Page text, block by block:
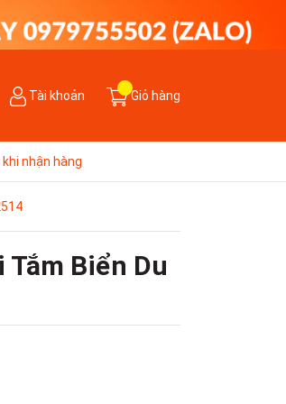
Tài khoản Giỏ hàng
nhận hàng
Biển Du